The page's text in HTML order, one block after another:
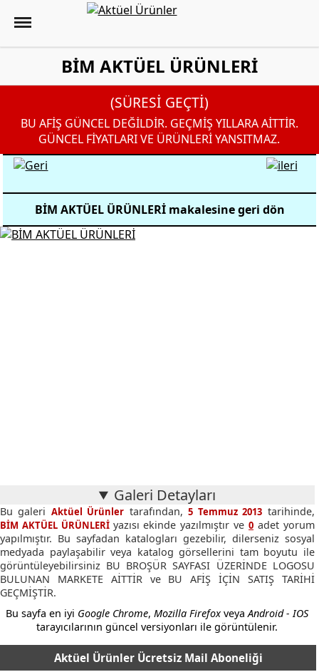
BİM AKTÜEL ÜRÜNLERİ
(SÜRESİ GEÇTİ)
BU AFİŞ GÜNCEL DEĞİLDİR. GEÇMİŞ YILLARA AİTTİR.
GÜNCEL FİYATLARI VE ÜRÜNLERİ YANSITMAZ.
BİM AKTÜEL ÜRÜNLERİ makalesine geri dön
Galeri Detayları
Bu galeri Aktüel Ürünler tarafından,5 Temmuz 2013 tarihinde,
BİM AKTÜEL ÜRÜNLERİ yazısı ekinde yazılmıştır ve0 adet yorum
yapılmıştır. Bu sayfadan katalogları gezebilir, dilerseniz sosyal
medyada paylaşabilir veya katalog görsellerini tam boyutu ile
görüntüleyebilirsiniz BU BROŞÜR SAYFASI ÜZERİNDE LOGOSU
BULUNAN MARKETE AİTTİR ve BU AFİŞ İÇİN SATIŞ TARİHİ
GEÇMİŞTİR.
Bu sayfa en iyi Google Chrome,Mozilla Firefox veyaAndroid - IOS
tarayıcılarının güncel versiyonları ile görüntülenir.
Aktüel Ürünler Ücretsiz Mail Aboneliği